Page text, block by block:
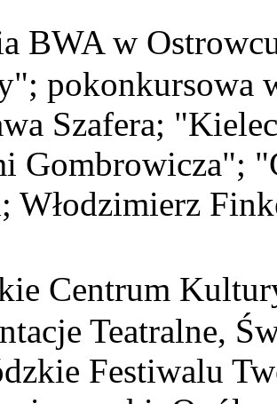
BWA w
pokonkursowa
Szafera;
Gombrowicza";
Włodzimierz
Centrum
Teatralne,
Festiwalu